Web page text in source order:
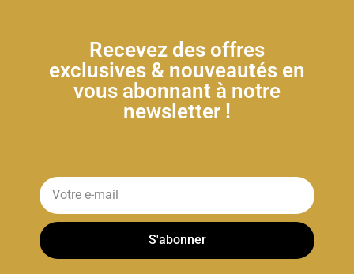
Recevez des offres
exclusives & nouveautés en
vous abonnant à notre
newsletter !
S'abonner